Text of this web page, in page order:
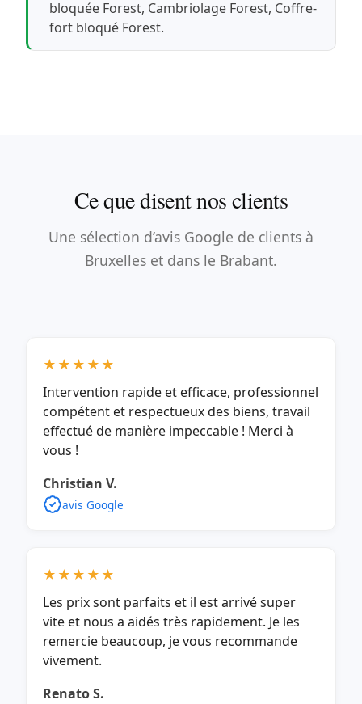
bloquée Forest, Cambriolage Forest, Coffre-
fort bloqué Forest.
Ce que disent nos clients
Une sélection d’avis Google de clients à
Bruxelles et dans le Brabant.
★★★★★
Intervention rapide et efficace, professionnel
compétent et respectueux des biens, travail
effectué de manière impeccable ! Merci à
vous !
Christian V.
avis Google
★★★★★
Les prix sont parfaits et il est arrivé super
vite et nous a aidés très rapidement. Je les
remercie beaucoup, je vous recommande
vivement.
Renato S.